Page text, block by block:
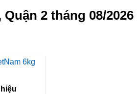
2 tháng 08/2026